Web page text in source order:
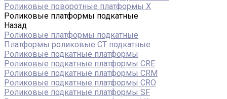
Роликовые поворотные платформы X
Роликовые платформы подкатные
Назад
Роликовые платформы подкатные
Платформы роликовые СТ подкатные
Роликовые подкатные платформы
Роликовые подкатные платформы CRE
Роликовые подкатные платформы CRM
Роликовые подкатные платформы CRO
Роликовые подкатные платформы SF